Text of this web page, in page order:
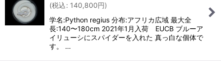
(税込: 140,800円)
学名:Python regius 分布:アフリカ広域 最大全
長:140〜180cm 2021年1月入荷 EUCB ブルーア
イリューシにスパイダーを入れた 真っ白な個体で
す。 …